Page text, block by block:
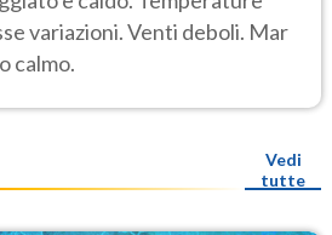
variazioni. Venti deboli. Mar
calmo.
Vedi
tutte